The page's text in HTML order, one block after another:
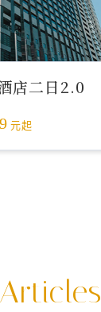
店二日2.0
元起